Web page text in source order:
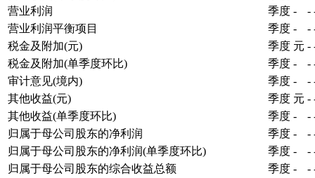
营业利润
季度 - -
营业利润平衡项目
季度 - -
税金及附加(元)
季度 元 -
税金及附加(单季度环比)
季度 - -
审计意见(境内)
季度 - -
其他收益(元)
季度 元 -
其他收益(单季度环比)
季度 - -
归属于母公司股东的净利润
季度 - -
归属于母公司股东的净利润(单季度环比)
季度 - -
归属于母公司股东的综合收益总额
季度 - -